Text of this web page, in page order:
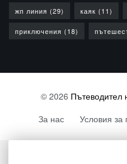
жп линия (29) каяк (11)
приключения (18)
© 2026 Пътеводител
За нас
Условия за